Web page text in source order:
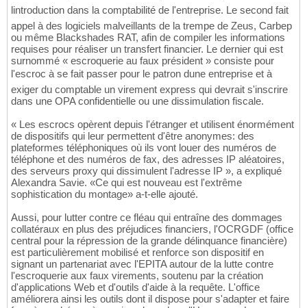
lintroduction dans la comptabilité de l'entreprise. Le second fait
appel à des logiciels malveillants de la trempe de Zeus, Carbep
ou même Blackshades RAT, afin de compiler les informations
requises pour réaliser un transfert financier. Le dernier qui est
surnommé « escroquerie au faux président » consiste pour
l'escroc à se fait passer pour le patron dune entreprise et à
exiger du comptable un virement express qui devrait s'inscrire
dans une OPA confidentielle ou une dissimulation fiscale.
« Les escrocs opèrent depuis l'étranger et utilisent énormément
de dispositifs qui leur permettent d'être anonymes: des
plateformes téléphoniques où ils vont louer des numéros de
téléphone et des numéros de fax, des adresses IP aléatoires,
des serveurs proxy qui dissimulent l'adresse IP », a expliqué
Alexandra Savie. «Ce qui est nouveau est l'extrême
sophistication du montage» a-t-elle ajouté.
Aussi, pour lutter contre ce fléau qui entraîne des dommages
collatéraux en plus des préjudices financiers, l'OCRGDF (office
central pour la répression de la grande délinquance financière)
est particulièrement mobilisé et renforce son dispositif en
signant un partenariat avec l'EPITA autour de la lutte contre
l'escroquerie aux faux virements, soutenu par la création
d'applications Web et d'outils d'aide à la requête. L'office
améliorera ainsi les outils dont il dispose pour s'adapter et faire